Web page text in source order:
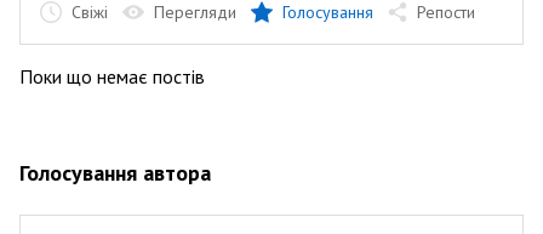
Свіжі Перегляди Голосування Репости
Поки що немає постів
Голосування автора